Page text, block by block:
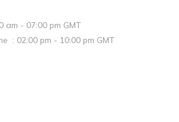
am - 07:00 pm GMT
: 02:00 pm - 10:00 pm GMT